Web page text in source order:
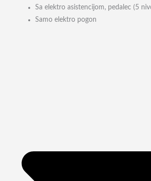
Sa elektro asistencijom, pedalec (5
Samo elektro pogon